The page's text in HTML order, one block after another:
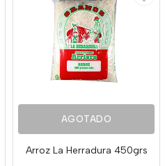
AGOTADO
Arroz La Herradura 450grs